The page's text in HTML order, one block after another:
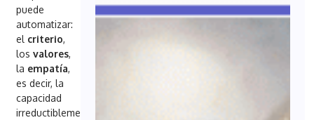
puede
automatizar:
el criterio,
losvalores,
la empatía,
es decir, la
capacidad
irreductiblemente